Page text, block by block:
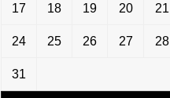
17 18 19 20 21
24 25 26 27 28
31